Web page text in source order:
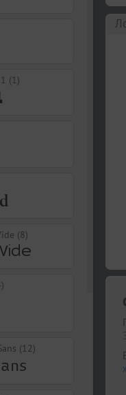
(1)
(8)
(12)